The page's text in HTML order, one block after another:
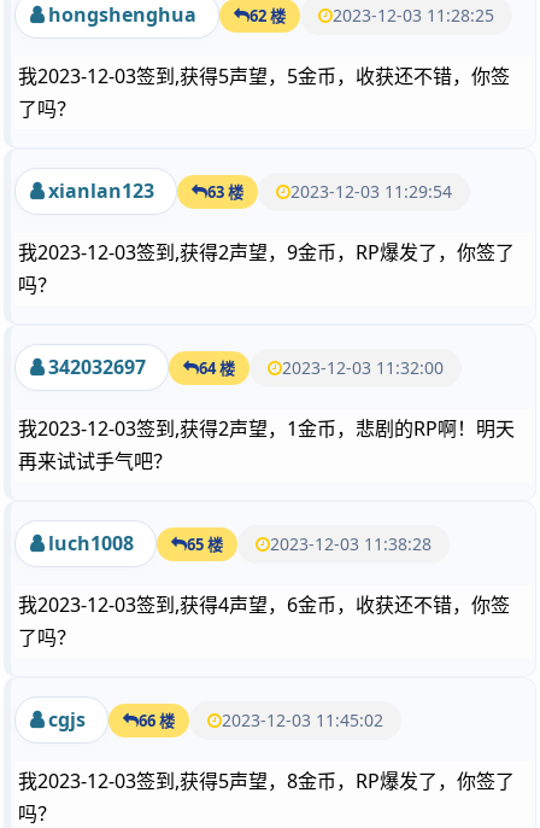
hongshenghua 62 楼 2023-12-03 11:28:25
我2023-12-03签到,获得5声望，5金币，收获还不错，你签
了吗？
xianlan123 63 楼 2023-12-03 11:29:54
我2023-12-03签到,获得2声望，9金币，RP爆发了，你签了
吗？
342032697 64 楼 2023-12-03 11:32:00
我2023-12-03签到,获得2声望，1金币，悲剧的RP啊！明天
再来试试手气吧？
luch1008 65 楼 2023-12-03 11:38:28
我2023-12-03签到,获得4声望，6金币，收获还不错，你签
了吗？
cgjs 66 楼 2023-12-03 11:45:02
我2023-12-03签到,获得5声望，8金币，RP爆发了，你签了
吗？